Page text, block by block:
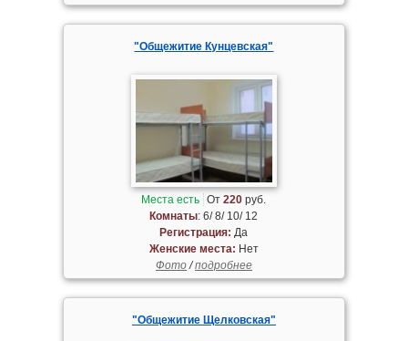
"Общежитие Кунцевская"
Места есть От220 руб.
Комнаты: 6/ 8/ 10/ 12
Регистрация: Да
Женские места: Нет
Фото/подробнее
"Общежитие Щелковская"